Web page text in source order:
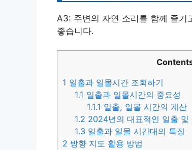
A3: 주변의 자연 소리를 함께 즐기
좋습니다.
1 일출과 일몰시간 조회하기
1.1 일출과 일몰시간의 중요성
1.1.1 일출, 일몰 시간의 계산
1.2 2024년의 대표적인 일출 및
1.3 일출과 일몰 시간대의 특징
2 방향 지도 활용 방법